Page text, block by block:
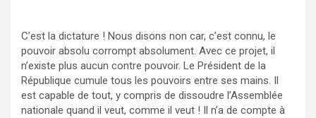
C’est la dictature ! Nous disons non car, c’est connu, le
pouvoir absolu corrompt absolument. Avec ce projet, il
n’existe plus aucun contre pouvoir. Le Président de la
République cumule tous les pouvoirs entre ses mains. Il
est capable de tout, y compris de dissoudre l’Assemblée
nationale quand il veut, comme il veut ! Il n’a de compte à